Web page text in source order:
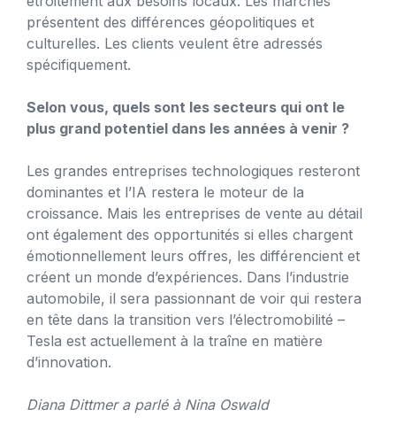
présentent des différences géopolitiques et
culturelles. Les clients veulent être adressés
spécifiquement.
Selon vous, quels sont les secteurs qui ont le
plus grand potentiel dans les années à venir ?
Les grandes entreprises technologiques resteront
dominantes et l’IA restera le moteur de la
croissance. Mais les entreprises de vente au détail
ont également des opportunités si elles chargent
émotionnellement leurs offres, les différencient et
créent un monde d’expériences. Dans l’industrie
automobile, il sera passionnant de voir qui restera
en tête dans la transition vers l’électromobilité –
Tesla est actuellement à la traîne en matière
d’innovation.
Diana Dittmer a parlé à Nina Oswald